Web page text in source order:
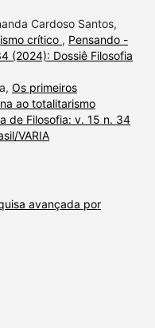
Cardoso Santos,
crítico , Pensando -
(2024): Dossiê Filosofia
Os primeiros
ao totalitarismo
de Filosofia: v. 15 n. 34
VARIA
avançada por